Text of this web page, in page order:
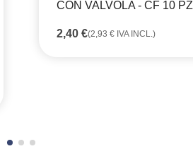
CON VALVOLA - CF 10 PZ
2,40 €(2,93 € IVA INCL.)